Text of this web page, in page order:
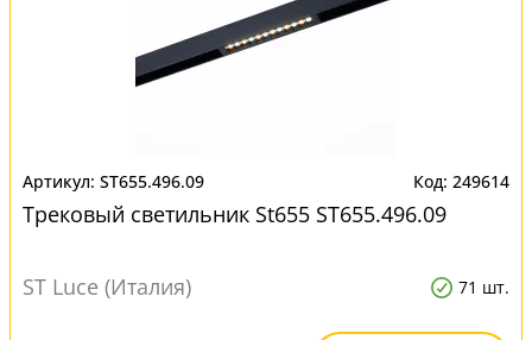
ST655.496.09 249614
Трековый светильник St655 ST655.496.09
ST Luce (Италия) 71 шт.